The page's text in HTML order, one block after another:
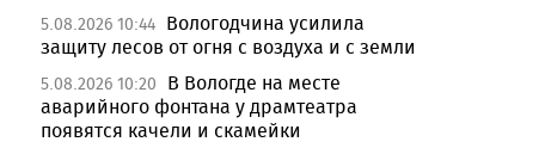
5.08.2026 10:44 Вологодчина усилила
защиту лесов от огня с воздуха и с земли
5.08.2026 10:20
В Вологде на месте
аварийного фонтана у драмтеатра
появятся качели и скамейки